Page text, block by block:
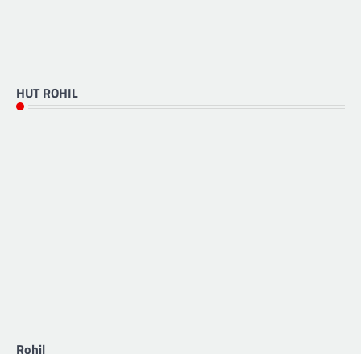
HUT ROHIL
Rohil